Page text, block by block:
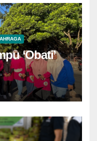
‘Obati’